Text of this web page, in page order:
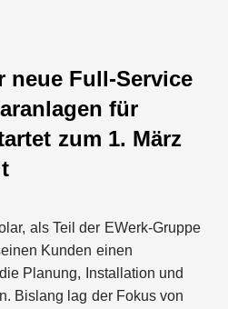
neue Full-Service
für
zum 1. März
als Teil der EWerk-Gruppe
Kunden einen
Planung, Installation und
Bislang lag der Fokus von